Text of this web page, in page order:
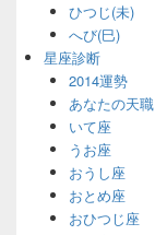
ひつじ(未)
へび(巳)
星座診断
2014運勢
あなたの天職
いて座
うお座
おうし座
おとめ座
おひつじ座